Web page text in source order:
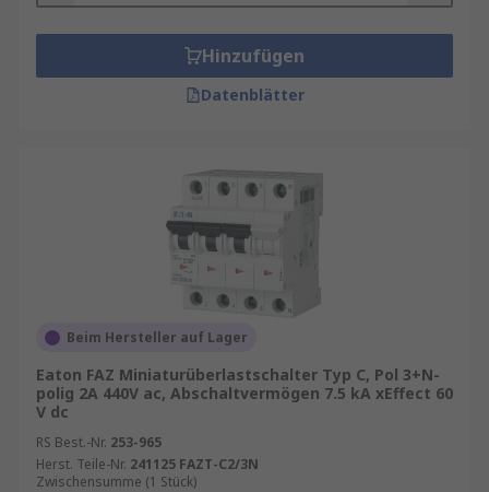
Hinzufügen
Datenblätter
Beim Hersteller auf Lager
Eaton FAZ Miniaturüberlastschalter Typ C, Pol 3+N-
polig 2A 440V ac, Abschaltvermögen 7.5 kA xEffect 60
V dc
RS Best.-Nr. 253-965
Herst. Teile-Nr. 241125 FAZT-C2/3N
Zwischensumme (1 Stück)